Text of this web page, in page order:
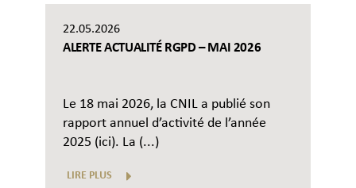
22.05.2026
ALERTE ACTUALITÉ RGPD – MAI 2026
Le 18 mai 2026, la CNIL a publié son
rapport annuel d’activité de l’année
2025 (ici). La (...)
LIRE PLUS